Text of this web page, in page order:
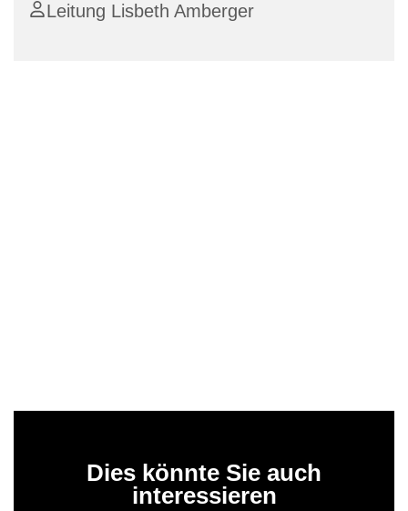
Leitung Lisbeth Amberger
Dies könnte Sie auch
interessieren